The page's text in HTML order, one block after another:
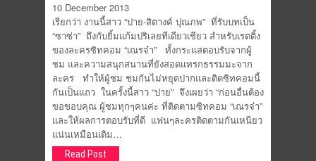
10 December 2013
เรียกว่า งานนี้สาว “ปาย-สิตางค์ ปุณภพ” ที่รับบทเป็น
“ซาซ่า” ถึงกับยิ้มแก้มปริเลยทีเดียวเชียว สำหรับเรตติ้ง
ของละครซิทคอม “เณรจ๋า” ทั้งกระแสตอบรับจากผู้
ชม และความสนุกสนานที่ยังสอดแทรกธรรมมะจาก
ละคร ทำให้ผู้ชม ชมกันไม่หยุดปากและติดซิทคอมนี้
กันเป็นแถว ในครั้งนี้สาว “ปาย” จึงเผยว่า “ก่อนอื่นต้อง
ขอขอบคุณ ผู้ชมทุกๆคนค่ะ ที่ติดตามซิทคอม “เณรจ๋า”
และให้ผลการตอบรับที่ดี แฟนๆละครติดตามกันเหนียว
แน่นเหมือนเดิม…
Read Post